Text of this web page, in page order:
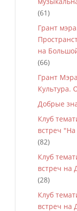
(61)
Грант
на
(66)
Грант
Культура.
Добрые
Клуб
встреч
(82)
Клуб
встреч на
(28)
Клуб
встреч на